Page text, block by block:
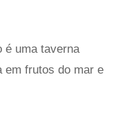
é uma taverna
em frutos do mar e